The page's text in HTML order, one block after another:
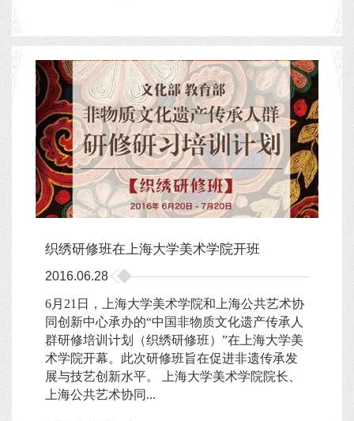
织绣研修班在上海大学美术学院开班
2016.06.28
6月21日，上海大学美术学院和上海公共艺术协
同创新中心承办的“中国非物质文化遗产传承人
群研修培训计划（织绣研修班）”在上海大学美
术学院开幕。此次研修班旨在促进非遗传承发
展与技艺创新水平。 上海大学美术学院院长、
上海公共艺术协同...